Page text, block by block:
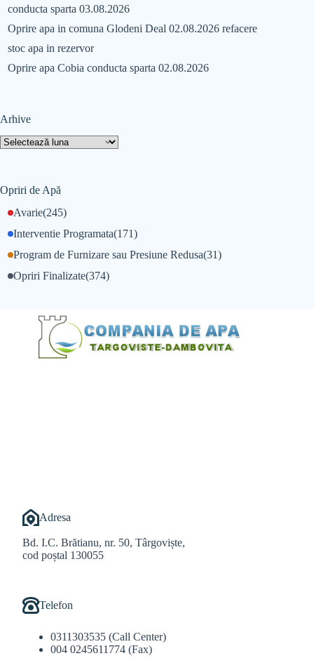
conducta sparta 03.08.2026
Oprire apa in comuna Glodeni Deal 02.08.2026 refacere
stoc apa in rezervor
Oprire apa Cobia conducta sparta 02.08.2026
Arhive
Opriri de Apă
Avarie(245)
Interventie Programata(171)
Opriri Finalizate(374)
Program de Furnizare sau Presiune Redusa(31)
Adresa
Bd. I.C. Brătianu, nr. 50, Târgoviște,
cod poștal 130055
Telefon
0311303535 (Call Center)
004 0245611774 (Fax)